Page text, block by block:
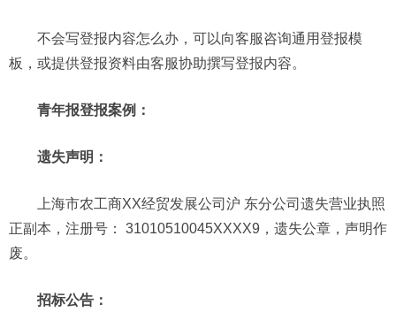
不会写登报内容怎么办，可以向客服咨询通用登报模
板，或提供登报资料由客服协助撰写登报内容。
青年报登报案例：
遗失声明：
上海市农工商XX经贸发展公司沪 东分公司遗失营业执照
正副本，注册号： 31010510045XXXX9，遗失公章，声明作
废。
招标公告：